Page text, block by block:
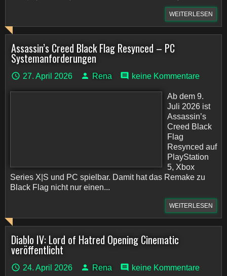
WEITERLESEN
Assassin’s Creed Black Flag Resynced – PC
Systemanforderungen
27. April 2026 Rena keine Kommentare
Ab dem 9.
Juli 2026 ist
Assassin’s
Creed Black
Flag
Resynced auf
PlayStation
5, Xbox
Series X|S und PC spielbar. Damit hat das Remake zu
Black Flag nicht nur einen...
WEITERLESEN
Diablo IV: Lord of Hatred Opening Cinematic
veröffentlicht
24. April 2026 Rena keine Kommentare